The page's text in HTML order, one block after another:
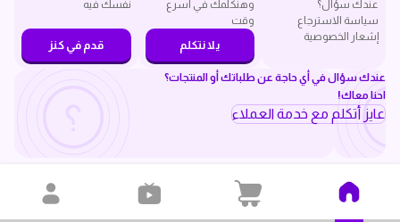
عندك سؤال؟
سياسة الاسترجاع
إشعار الخصوصية
وهنكلمك في أسرع
وقت
يلا نتكلم
نفسك فيه
قدم في كنز
عندك سؤال في أي حاجة عن طلباتك أو المنتجات؟
احنا معاك!
عايز أتكلم مع خدمة العملاء